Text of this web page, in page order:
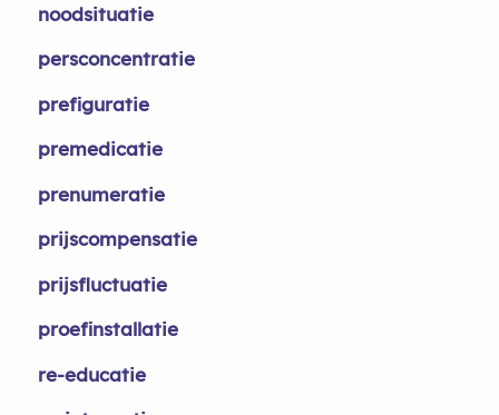
noodsituatie
persconcentratie
prefiguratie
premedicatie
prenumeratie
prijscompensatie
prijsfluctuatie
proefinstallatie
re-educatie